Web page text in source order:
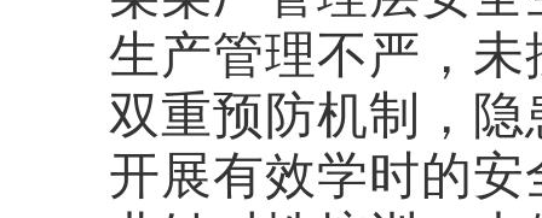
生产管理不严，
双重预防机制，
开展有效学时的